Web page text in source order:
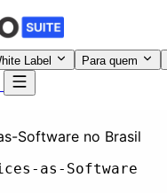
Label Para quem
Software no Brasil
as-Software